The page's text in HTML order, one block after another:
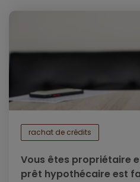
rachat de crédits
Vous êtes propriétaire
prêt hypothécaire est